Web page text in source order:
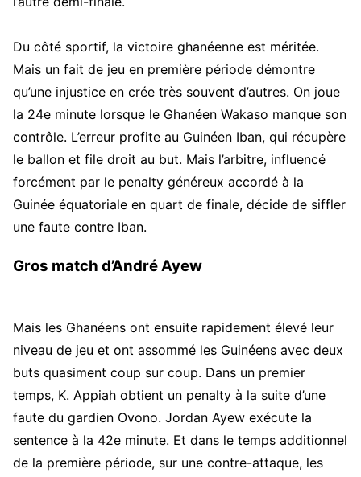
Du côté sportif, la victoire ghanéenne est méritée.
Mais un fait de jeu en première période démontre
qu’une injustice en crée très souvent d’autres. On joue
la 24e minute lorsque le Ghanéen Wakaso manque son
contrôle. L’erreur profite au Guinéen Iban, qui récupère
le ballon et file droit au but. Mais l’arbitre, influencé
forcément par le penalty généreux accordé à la
Guinée équatoriale en quart de finale, décide de siffler
une faute contre Iban.
Gros match d’André Ayew
Mais les Ghanéens ont ensuite rapidement élevé leur
niveau de jeu et ont assommé les Guinéens avec deux
buts quasiment coup sur coup. Dans un premier
temps, K. Appiah obtient un penalty à la suite d’une
faute du gardien Ovono. Jordan Ayew exécute la
sentence à la 42e minute. Et dans le temps additionnel
de la première période, sur une contre-attaque, les